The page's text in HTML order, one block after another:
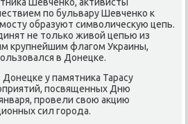
по бульвару Шевченко к
образуют символическую цепь.
не только живой цепью из
крупнейшим флагом Украины,
в Донецке.
у памятника Тарасу
посвященных Дню
провели свою акцию
сил города.